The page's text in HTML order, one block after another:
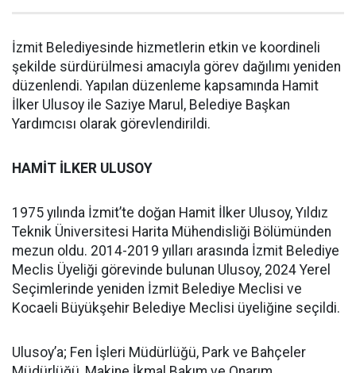
İzmit Belediyesinde hizmetlerin etkin ve koordineli
şekilde sürdürülmesi amacıyla görev dağılımı yeniden
düzenlendi. Yapılan düzenleme kapsamında Hamit
İlker Ulusoy ile Saziye Marul, Belediye Başkan
Yardımcısı olarak görevlendirildi.
HAMİT İLKER ULUSOY
1975 yılında İzmit’te doğan Hamit İlker Ulusoy, Yıldız
Teknik Üniversitesi Harita Mühendisliği Bölümünden
mezun oldu. 2014-2019 yılları arasında İzmit Belediye
Meclis Üyeliği görevinde bulunan Ulusoy, 2024 Yerel
Seçimlerinde yeniden İzmit Belediye Meclisi ve
Kocaeli Büyükşehir Belediye Meclisi üyeliğine seçildi.
Ulusoy’a; Fen İşleri Müdürlüğü, Park ve Bahçeler